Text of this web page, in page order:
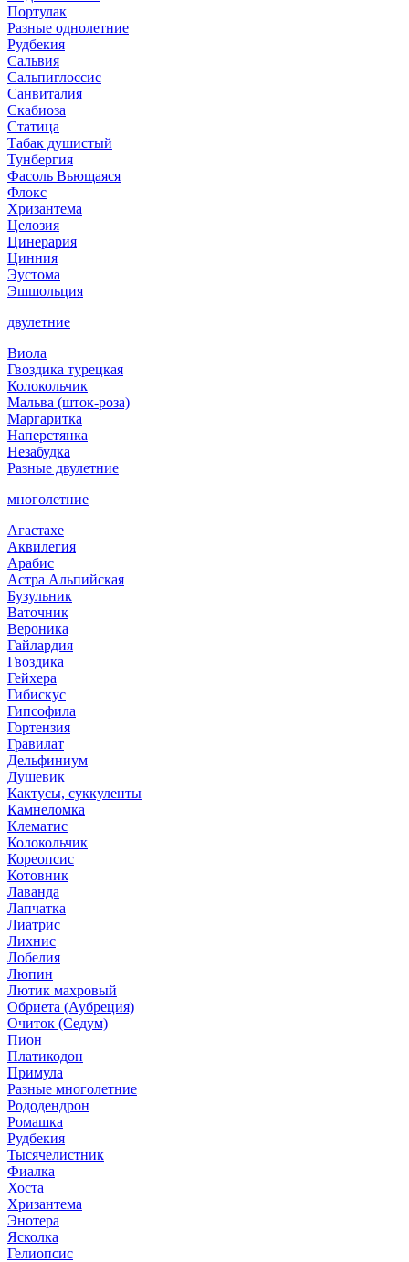
Портулак
Разные однолетние
Рудбекия
Сальвия
Сальпиглоссис
Санвиталия
Скабиоза
Статица
Табак душистый
Тунбергия
Фасоль Вьющаяся
Флокс
Хризантема
Целозия
Цинерария
Цинния
Эустома
Эшшольция
двулетние
Виола
Гвоздика турецкая
Колокольчик
Мальва (шток-роза)
Маргаритка
Наперстянка
Незабудка
Разные двулетние
многолетние
Агастахе
Аквилегия
Арабис
Астра Альпийская
Бузульник
Ваточник
Вероника
Гайлардия
Гвоздика
Гейхера
Гибискус
Гипсофила
Гортензия
Гравилат
Дельфиниум
Душевик
Кактусы, суккуленты
Камнеломка
Клематис
Колокольчик
Кореопсис
Котовник
Лаванда
Лапчатка
Лиатрис
Лихнис
Лобелия
Люпин
Лютик махровый
Обриета (Аубреция)
Очиток (Седум)
Пион
Платикодон
Примула
Разные многолетние
Рододендрон
Ромашка
Рудбекия
Тысячелистник
Фиалка
Хоста
Хризантема
Энотера
Ясколка
Гелиопсис